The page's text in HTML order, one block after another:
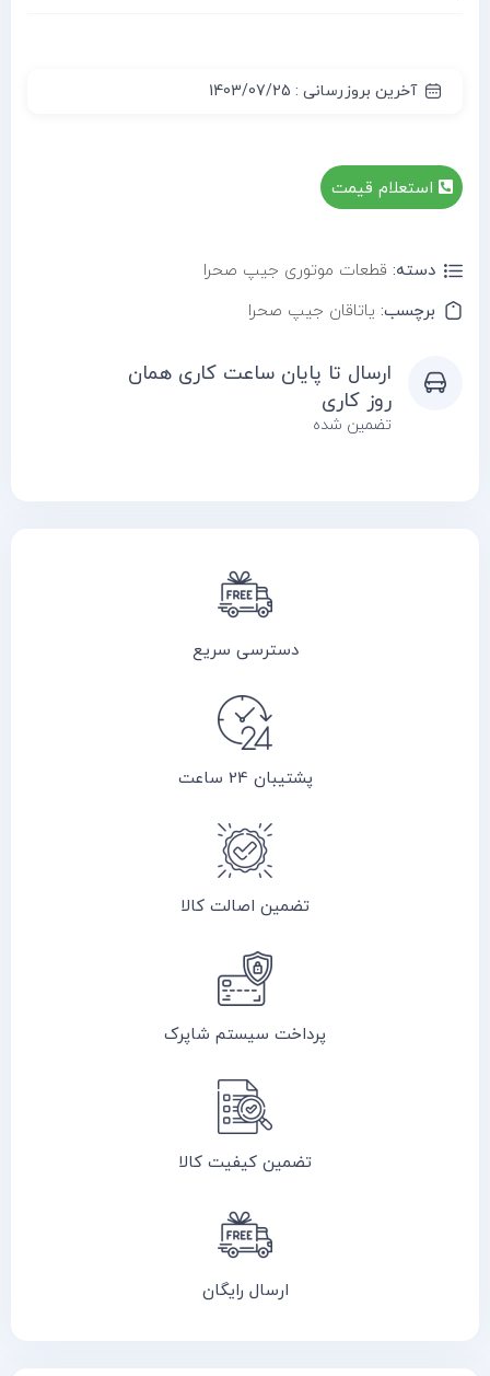
آخرین بروزرسانی : 1403/07/25
استعلام قیمت
دسته: قطعات موتوری جیپ صحرا
برچسب: یاتاقان جیپ صحرا
ارسال تا پایان ساعت کاری همان
روز کاری
تضمین شده
دسترسی سریع
پشتیبان 24 ساعت
تضمین اصالت کالا
پرداخت سیستم شاپرک
تضمین کیفیت کالا
ارسال رایگان